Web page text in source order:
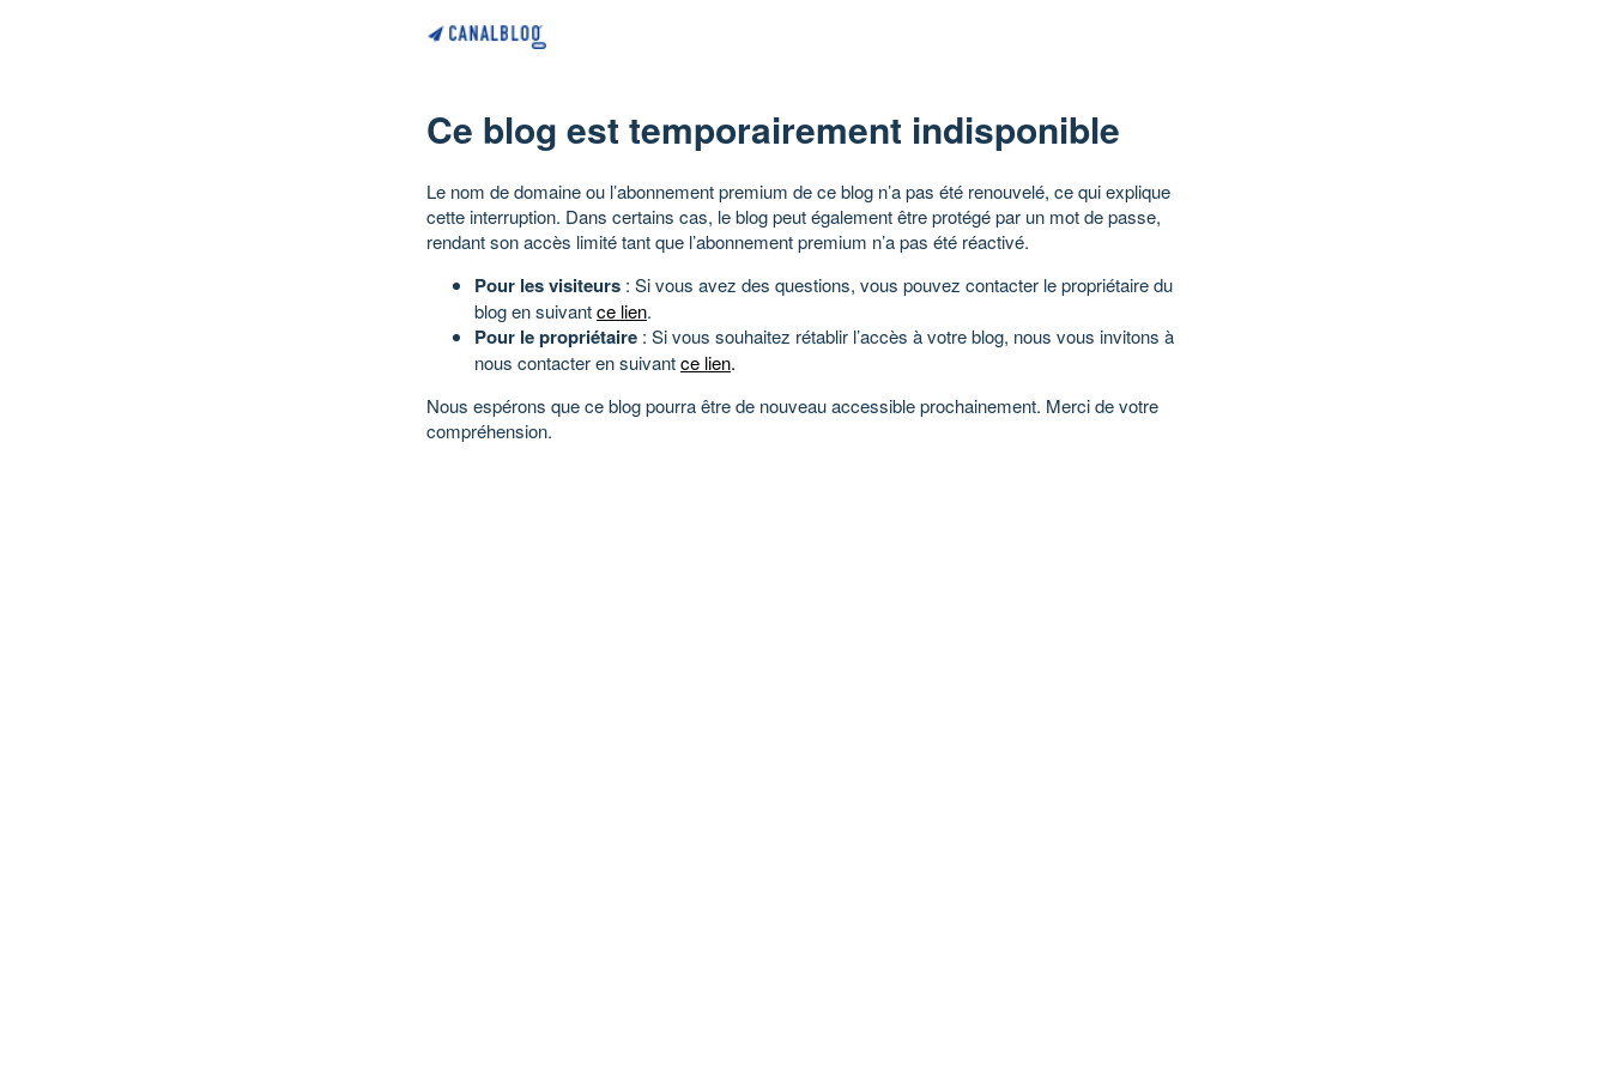
Ce blog est temporairement indisponible
Le nom de domaine ou l’abonnement premium de ce blog n’a pas été renouvelé, ce qui explique
cette interruption. Dans certains cas, le blog peut également être protégé par un mot de passe,
rendant son accès limité tant que l’abonnement premium n’a pas été réactivé.
Pour les visiteurs : Si vous avez des questions, vous pouvez contacter le propriétaire du
blog en suivantce lien.
Pour le propriétaire : Si vous souhaitez rétablir l’accès à votre blog, nous vous invitons à
nous contacter en suivantce lien.
Nous espérons que ce blog pourra être de nouveau accessible prochainement. Merci de votre
compréhension.